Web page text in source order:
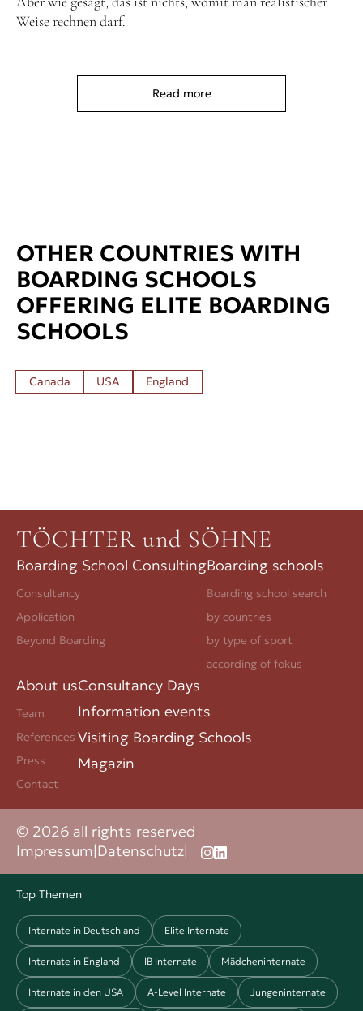
Weise rechnen darf.
Read more
OTHER COUNTRIES WITH
BOARDING SCHOOLS
OFFERING ELITE BOARDING
SCHOOLS
Canada USA England
TÖCHTER und SÖHNE
Boarding School Consulting
Consultancy
Application
Beyond Boarding
Boarding schools
Boarding school search
by countries
by type of sport
according of fokus
About us
Team
References
Press
Contact
Consultancy Days
Information events
Visiting Boarding Schools
Magazin
© 2026 all rights reserved
Impressum|Datenschutz|
Top Themen
Internate in Deutschland Elite Internate
Internate in England IB Internate Mädcheninternate
Internate in den USA A-Level Internate Jungeninternate